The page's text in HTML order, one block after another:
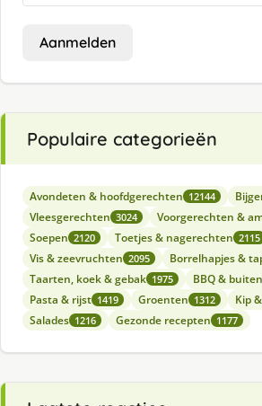
Aanmelden
Populaire categorieën
Avondeten & hoofdgerechten 12144
Vleesgerechten 3024 Voorgerechten &
Soepen 2120 Toetjes & nagerechten 2115
Vis & zeevruchten 2095 Borrelhapjes &
Taarten, koek & gebak 1975 BBQ &
Pasta & rijst 1419 Groenten 1312 Kip
Salades 1216 Gezonde recepten 1177